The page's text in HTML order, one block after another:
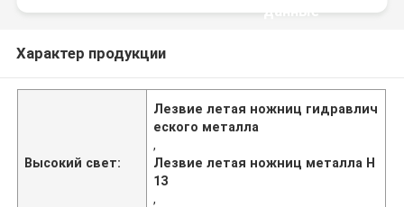
данные
Характер продукции
Высокий свет:
Лезвие летая ножниц гидравлич
еского металла
,
Лезвие летая ножниц металла H
13
,